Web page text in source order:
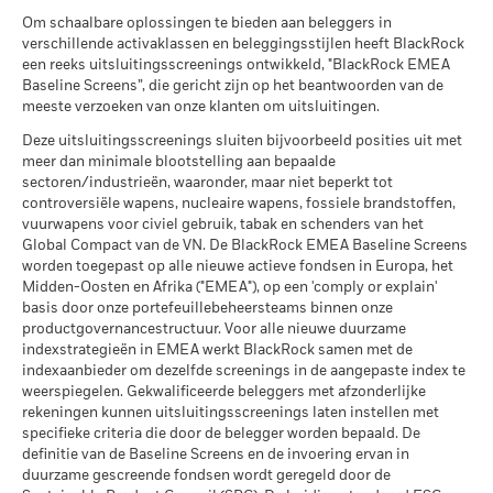
kunnen zich in de toekomst heel anders ontwikkelen. Het kan
u helpen om te beoordelen hoe het fonds in het verleden
werd beheerd
De prestaties worden weergegeven op basis van de netto-
inventariswaarde (NIW), waarbij de bruto-inkomsten, indien
van toepassing, worden herbelegd. Het rendement van uw
belegging kan stijgen of dalen als gevolg van
valutaschommelingen als uw belegging wordt gedaan in een
andere valuta dan die gebruikt in de berekening van de
prestaties in het verleden. Bron: Blackrock
(kapitalisatieaandelen) bedraagt 1,32% (max. EUR 4.000).
Ontvangen dividenden van distributieaandelen zijn
onderworpen aan de Belgische roerende voorheffing van
30%. De Belgische roerende voorheffing die toegepast wordt
op de rente-inkomsten die inbegrepen zijn in de
die meer dan 10% van hun activa beleggen in om het even
welk type van schuldvorderingen, bedraagt 30%.
Publicatie van de netto-inventariswaarde:
www.blackrock.com/be, De Tijd, www.fundinfo.com
. Gelieve
voor klachten over dit fonds contact op te nemen met
BlackRock op het nummer 02 402 49 00, of een e-mail te
sturen naar belux@blackrock.com.Voor uw veiligheid worden
telefoongesprekken doorgaans opgenomen.U kunt ook
contact opnemen met de Consumer Mediation Service. Meer
informatie vindt u ophttp://www.ombudsfin.be.
Gematigd
Wat u kunt terugkrijgen na aftrek van
Gemiddeld rendement per jaar
Gunstig
Wat u kunt terugkrijgen na aftrek van
Het stressscenario laat zien wat u zou kunnen terugkrijgen in
extreme marktomstandigheden.
per 30/jun/2026
MSCI – Overtreders van
Global Compact van de VN
per 30/jun/2026
0,00%
MSCI – Ketelkool
per 30/jun/2026
0,00%
MSCI – Oliezand
per 30/jun/2026
Betrokkenheid van
bedrijfsleven Dekking
per 30/jun/2026
Percentage niet-gedekt
Fonds
per 30/jun/2026
58,81%
De blootstellingen van BlackRock inzake betrokkenheid van
het bedrijfsleven, zoals hierboven weergegeven voor
Alle documenten
Om schaalbare oplossingen te bieden aan beleggers in
verschillende activaklassen en beleggingsstijlen heeft BlackRock
een reeks uitsluitingsscreenings ontwikkeld, "BlackRock EMEA
Baseline Screens”, die gericht zijn op het beantwoorden van de
meeste verzoeken van onze klanten om uitsluitingen.
Deze uitsluitingsscreenings sluiten bijvoorbeeld posities uit met
meer dan minimale blootstelling aan bepaalde
sectoren/industrieën, waaronder, maar niet beperkt tot
controversiële wapens, nucleaire wapens, fossiele brandstoffen,
vuurwapens voor civiel gebruik, tabak en schenders van het
Global Compact van de VN. De BlackRock EMEA Baseline Screens
worden toegepast op alle nieuwe actieve fondsen in Europa, het
Midden-Oosten en Afrika ("EMEA"), op een 'comply or explain'
basis door onze portefeuillebeheersteams binnen onze
productgovernancestructuur. Voor alle nieuwe duurzame
indexstrategieën in EMEA werkt BlackRock samen met de
indexaanbieder om dezelfde screenings in de aangepaste index te
weerspiegelen. Gekwalificeerde beleggers met afzonderlijke
rekeningen kunnen uitsluitingsscreenings laten instellen met
specifieke criteria die door de belegger worden bepaald. De
definitie van de Baseline Screens en de invoering ervan in
duurzame gescreende fondsen wordt geregeld door de